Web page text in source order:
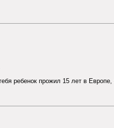
ребенок прожил 15 лет в